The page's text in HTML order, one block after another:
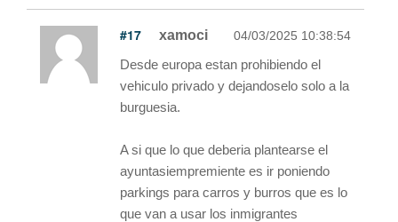
#17 xamoci 04/03/2025 10:38:54
Desde europa estan prohibiendo el
vehiculo privado y dejandoselo solo a la
burguesia.
A si que lo que deberia plantearse el
ayuntasiempremiente es ir poniendo
parkings para carros y burros que es lo
que van a usar los inmigrantes